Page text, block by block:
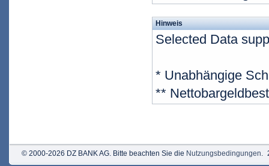
Hinweis
Selected Data
* Unabhängige
**
© 2000-2026 DZ BANK AG. Bitte beachten Sie die Nutzungsbedingungen.